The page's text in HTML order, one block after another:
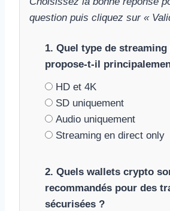
question puis cliquez sur «
1. Quel type de streaming
propose-t-il
HD et 4K
SD uniquement
Audio uniquement
Streaming en direct only
2. Quels wallets crypto
recommandés pour des
sécurisées ?